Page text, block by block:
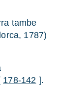
tambe
1787)
178-142 ].